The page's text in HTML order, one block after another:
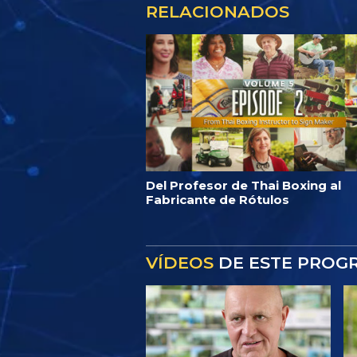
RELACIONADOS
Del Profesor de Thai Boxing al
Fabricante de Rótulos
VÍDEOS DE ESTE